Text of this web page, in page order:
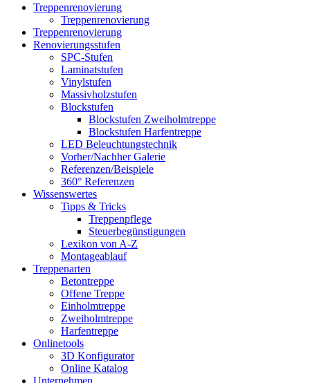
Treppenrenovierung
Treppenrenovierung
Treppenrenovierung
Renovierungsstufen
SPC-Stufen
Laminatstufen
Vinylstufen
Massivholzstufen
Blockstufen
Blockstufen Zweiholmtreppe
Blockstufen Harfentreppe
LED Beleuchtungstechnik
Vorher/Nachher Galerie
Referenzen/Beispiele
360° Referenzen
Wissenswertes
Tipps & Tricks
Treppenpflege
Steuerbegünstigungen
Lexikon von A-Z
Montageablauf
Treppenarten
Betontreppe
Offene Treppe
Einholmtreppe
Zweiholmtreppe
Harfentreppe
Onlinetools
3D Konfigurator
Online Katalog
Unternehmen